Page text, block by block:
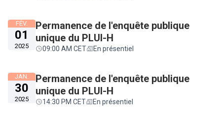
FÉV.
01
2025
Permanence de l'enquête publique
unique du PLUI-H
09:00 AM CET En présentiel
JAN.
30
2025
Permanence de l'enquête publique
unique du PLUI-H
14:30 PM CET En présentiel